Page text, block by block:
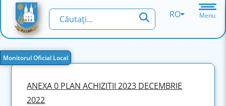
RO Menu
Monitorul Oficial Local
ANEXA 0 PLAN ACHIZITII 2023 DECEMBRIE
2022